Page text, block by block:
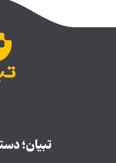
تبیان؛